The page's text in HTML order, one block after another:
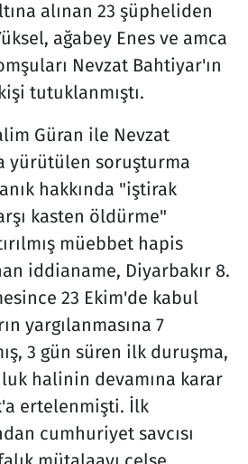
alınan 23 şüpheliden
ağabey Enes ve amca
Nevzat Bahtiyar'ın
tutuklanmıştı.
Güran ile Nevzat
yürütülen soruşturma
hakkında "iştirak
kasten öldürme"
müebbet hapis
iddianame, Diyarbakır 8.
23 Ekim'de kabul
yargılanmasına 7
3 gün süren ilk duruşma,
halinin devamına karar
ertelenmişti. İlk
cumhuriyet savcısı